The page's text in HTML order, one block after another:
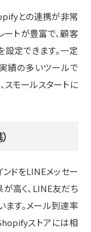
との連携が非常
ートが豊富で、顧客
定できます。一定
績の多いツールで
スモールスタートに
ドをLINEメッセー
高く、LINE友だち
す。メール到達率
ストアには相